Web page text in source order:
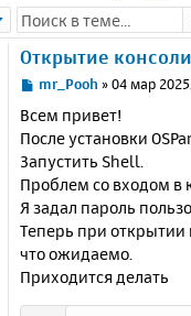
Открытие
С
о
б
щ
е
н
е
mr_Pooh »04 мар
Всем привет!
После установки
Запустить Shell.
Проблем со входом в
Я задал пароль
Теперь при открытии
что ожидаемо.
Приходится делать